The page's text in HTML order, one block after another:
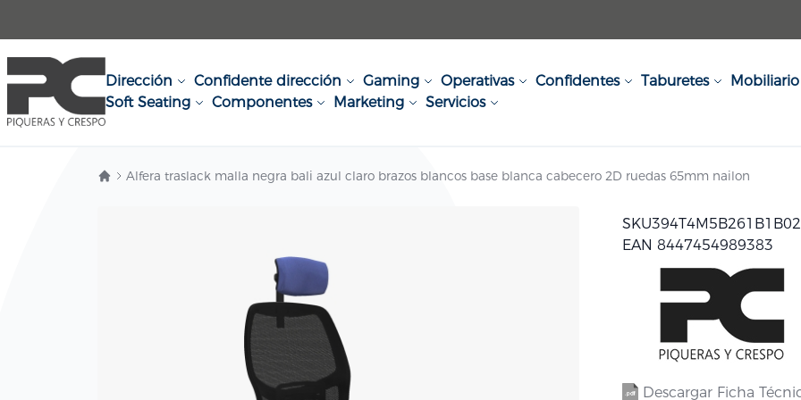
Dirección Confidente dirección Gaming Operativas Confidentes Taburetes
Soft Seating
Componentes Marketing Servicios
Alfera traslack malla negra bali azul claro brazos blancos base blanca cabecero 2D ruedas 65mm nailon
SKU
EAN 8447454989383
Descargar Ficha